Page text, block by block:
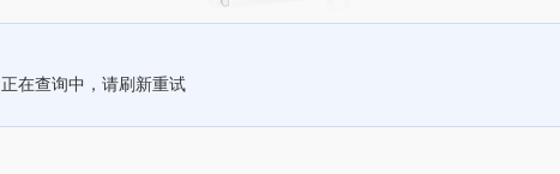
正在查询中，请刷新重试